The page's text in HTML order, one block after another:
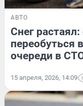
АВТО
Снег
переобуться
очереди в
15 апреля, 2026, 14:09